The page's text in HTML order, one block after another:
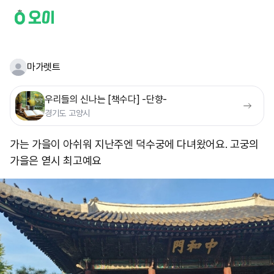
마가렛트
우리들의 신나는 [책수다] -단향-
경기도 고양시
가는 가을이 아쉬워 지난주엔 덕수궁에 다녀왔어요. 고궁의
가을은 엳시 최고예요